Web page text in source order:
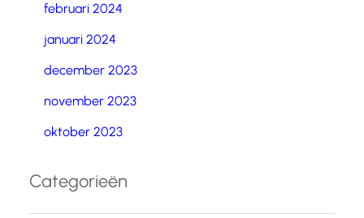
februari 2024
januari 2024
december 2023
november 2023
oktober 2023
Categorieën